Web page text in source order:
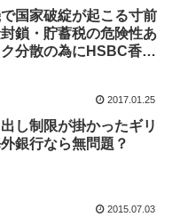
国家破綻が起こる寸前
鎖・貯蓄税の危険性あ
分散の為にHSBC香港
2017.01.25
し制限が掛かったギリ
銀行なら無問題？
2015.07.03